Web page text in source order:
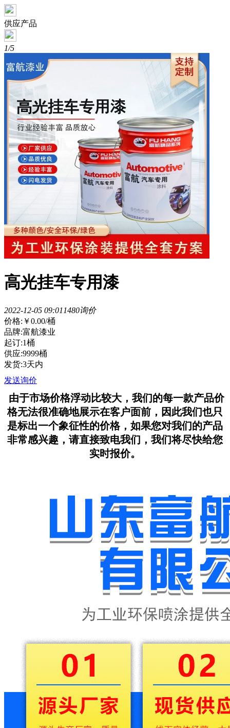
供应产品
1/5
高光挂车专用漆
2022-12-05 09:01 1480询价
价格: ￥0.00/桶
品牌:富航漆业
起订:1桶
供应:9999桶
发货:3天内
发送询价
由于市场价格浮动比较大，我们的每一款产品价
格无法很准确地展示在客户面前，因此我们也只
是标出一个象征性的价格，如果您对我们的产品
非常感兴趣，请直接致电我们，我们将尽快给您
实时报价。